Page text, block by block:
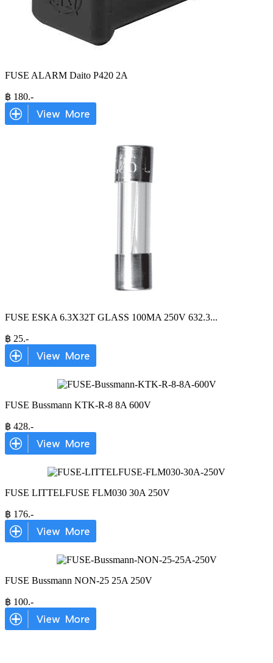
FUSE ALARM Daito P420 2A
฿ 180.-
FUSE ESKA 6.3X32T GLASS 100MA 250V 632.3...
฿ 25.-
FUSE Bussmann KTK-R-8 8A 600V
฿ 428.-
FUSE LITTELFUSE FLM030 30A 250V
฿ 176.-
FUSE Bussmann NON-25 25A 250V
฿ 100.-